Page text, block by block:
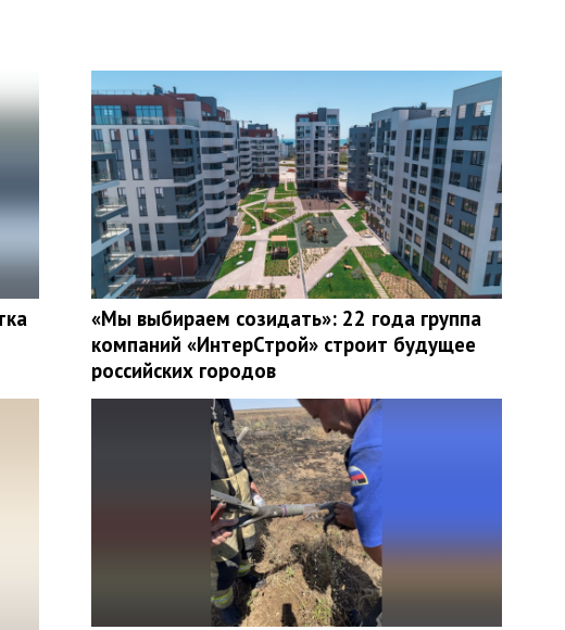
«Мы выбираем созидать»: 22 года группа
компаний «ИнтерСтрой» строит будущее
российских городов